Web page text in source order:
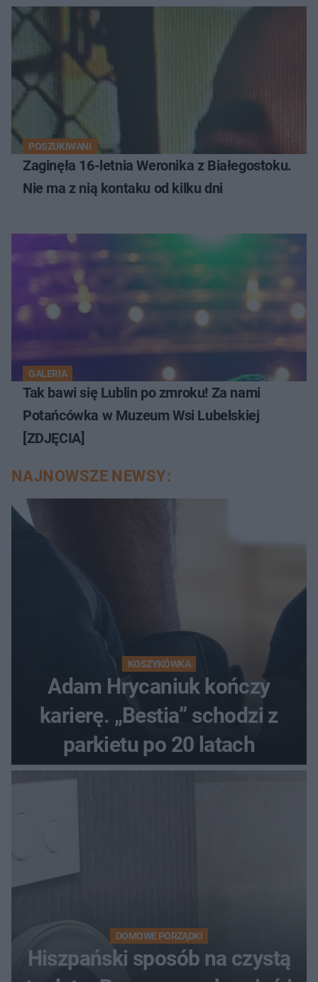
POSZUKIWANI
Zaginęła 16-letnia Weronika z Białegostoku.
Nie ma z nią kontaku od kilku dni
GALERIA
Tak bawi się Lublin po zmroku! Za nami
Potańcówka w Muzeum Wsi Lubelskiej
[ZDJĘCIA]
NAJNOWSZE NEWSY:
KOSZYKÓWKA
Adam Hrycaniuk kończy
karierę. „Bestia” schodzi z
parkietu po 20 latach
DOMOWE PORZĄDKI
Hiszpański sposób na czystą